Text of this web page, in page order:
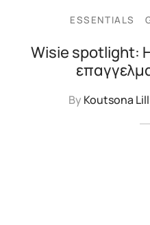
ESSENTIALS
Wisie spotlight:
By Koutsona